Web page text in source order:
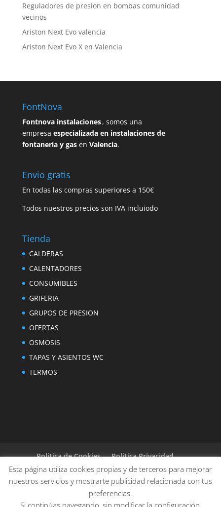
Reguladores de presion en bombas comunidad
vecinos
Ariston Next Evo valencia
Ariston Next Evo X en Valencia
FontNova
Fontnova instalaciones, somos una
empresa especializada en instalaciones de
fontanería y gasen Valencia.
Envio gratis
En todas las compras superiores a 150€
Todos nuestros precios son IVA incluiodo
Tienda
CALDERAS
CALENTADORES
CONSUMIBLES
GRIFERIA
GRUPOS DE PRESION
OFERTAS
OSMOSIS
TAPAS Y ASIENTOS WC
TERMOS
Politica de Cookies
Politica Privacidad
Aviso legal
Condiciones de compra
Instalación básica
Esta página utiliza cookies propias y de terceros para mejorar
nuestros servicios y mostrarte publicidad relacionada con tus
preferencias.
Si continúas navegando, sin modificar la configuración,